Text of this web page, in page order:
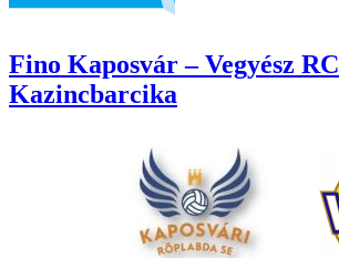
Fino Kaposvár – Vegyész RC
Kazincbarcika